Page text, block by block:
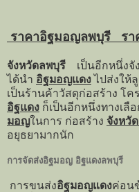
ราคาอิฐมอญลพบุรี รา
จังหวัดลพบุรี เป็นอีกหนึ่งจั
ได้นำ อิฐมอญแดงไปส่งให้
เป็นร้านค้าวัสดุก่อสร้าง โค
อิฐแดง ก็เป็นอีกหนึ่งทางเลื
มอญในการ ก่อสร้าง จังหวั
อยุธยามากนัก
การจัดส่งอิฐมอญ อิฐแดงลพบุรี
การขนส่งอิฐมอญแดงค่อน